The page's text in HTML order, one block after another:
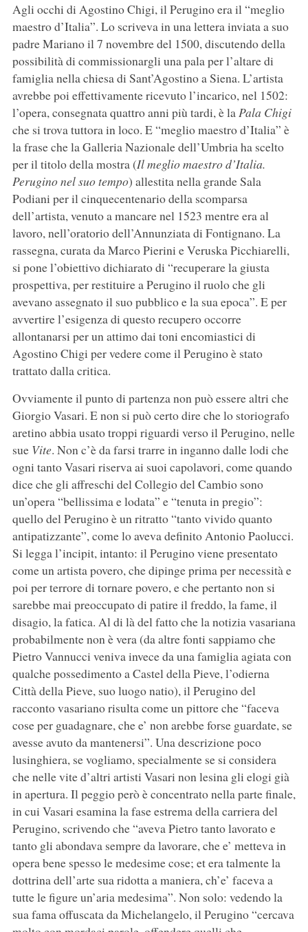
Agli occhi di Agostino Chigi, il Perugino era il “meglio
maestro d’Italia”. Lo scriveva in una lettera inviata a suo
padre Mariano il 7 novembre del 1500, discutendo della
possibilità di commissionargli una pala per l’altare di
famiglia nella chiesa di Sant’Agostino a Siena. L’artista
avrebbe poi effettivamente ricevuto l’incarico, nel 1502:
l’opera, consegnata quattro anni più tardi, è laPala Chigi
che si trova tuttora in loco. E “meglio maestro d’Italia” è
la frase che la Galleria Nazionale dell’Umbria ha scelto
per il titolo della mostra (Il meglio maestro d’Italia.
Perugino nel suo tempo) allestita nella grande Sala
Podiani per il cinquecentenario della scomparsa
dell’artista, venuto a mancare nel 1523 mentre era al
lavoro, nell’oratorio dell’Annunziata di Fontignano. La
rassegna, curata da Marco Pierini e Veruska Picchiarelli,
si pone l’obiettivo dichiarato di “recuperare la giusta
prospettiva, per restituire a Perugino il ruolo che gli
avevano assegnato il suo pubblico e la sua epoca”. E per
avvertire l’esigenza di questo recupero occorre
allontanarsi per un attimo dai toni encomiastici di
Agostino Chigi per vedere come il Perugino è stato
trattato dalla critica.
Ovviamente il punto di partenza non può essere altri che
Giorgio Vasari. E non si può certo dire che lo storiografo
aretino abbia usato troppi riguardi verso il Perugino, nelle
sue Vite. Non c’è da farsi trarre in inganno dalle lodi che
ogni tanto Vasari riserva ai suoi capolavori, come quando
dice che gli affreschi del Collegio del Cambio sono
un’opera “bellissima e lodata” e “tenuta in pregio”:
quello del Perugino è un ritratto “tanto vivido quanto
antipatizzante”, come lo aveva definito Antonio Paolucci.
Si legga l’incipit, intanto: il Perugino viene presentato
come un artista povero, che dipinge prima per necessità e
poi per terrore di tornare povero, e che pertanto non si
sarebbe mai preoccupato di patire il freddo, la fame, il
disagio, la fatica. Al di là del fatto che la notizia vasariana
probabilmente non è vera (da altre fonti sappiamo che
Pietro Vannucci veniva invece da una famiglia agiata con
qualche possedimento a Castel della Pieve, l’odierna
Città della Pieve, suo luogo natio), il Perugino del
racconto vasariano risulta come un pittore che “faceva
cose per guadagnare, che e’ non arebbe forse guardate, se
avesse avuto da mantenersi”. Una descrizione poco
lusinghiera, se vogliamo, specialmente se si considera
che nelle vite d’altri artisti Vasari non lesina gli elogi già
in apertura. Il peggio però è concentrato nella parte finale,
in cui Vasari esamina la fase estrema della carriera del
Perugino, scrivendo che “aveva Pietro tanto lavorato e
tanto gli abondava sempre da lavorare, che e’ metteva in
opera bene spesso le medesime cose; et era talmente la
dottrina dell’arte sua ridotta a maniera, ch’e’ faceva a
tutte le figure un’aria medesima”. Non solo: vedendo la
sua fama offuscata da Michelangelo, il Perugino “cercava